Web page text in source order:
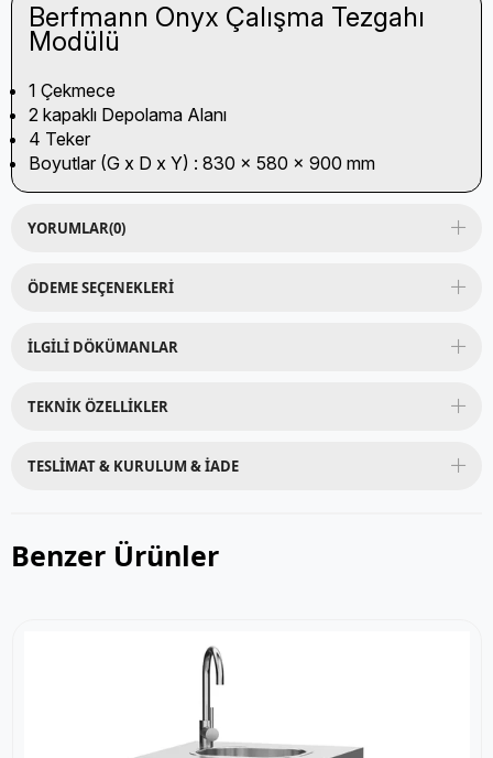
Berfmann Onyx Çalışma Tezgahı
Modülü
1 Çekmece
2 kapaklı Depolama Alanı
4 Teker
Boyutlar (G x D x Y) : 830 x 580 x 900 mm
YORUMLAR(0)
ÖDEME SEÇENEKLERI
İLGILI DÖKÜMANLAR
TEKNIK ÖZELLIKLER
TESLIMAT & KURULUM & İADE
Benzer Ürünler